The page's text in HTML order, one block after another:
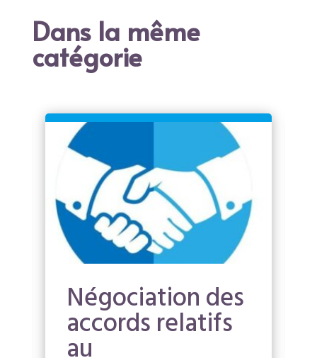
Dans la même
catégorie
Négociation des
accords relatifs
au